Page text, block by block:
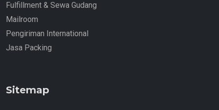
Fulfillment & Sewa Gudang
Mailroom
Pengiriman International
Jasa Packing
Sitemap